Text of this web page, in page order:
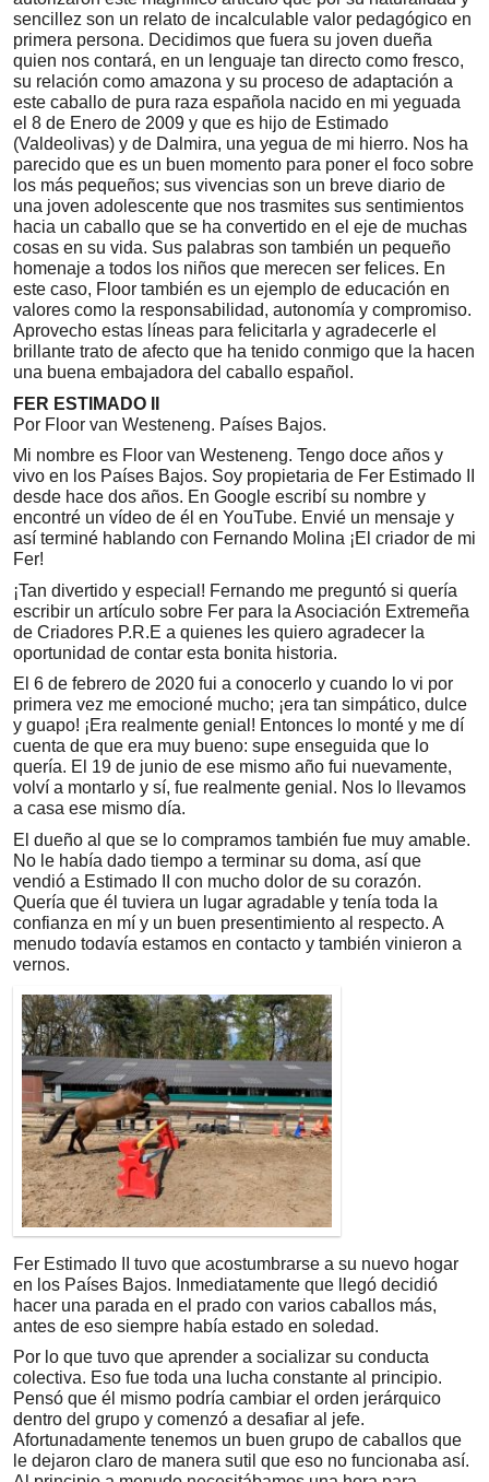
sencillez son un relato de incalculable valor pedagógico en
primera persona. Decidimos que fuera su joven dueña
quien nos contará, en un lenguaje tan directo como fresco,
su relación como amazona y su proceso de adaptación a
este caballo de pura raza española nacido en mi yeguada
el 8 de Enero de 2009 y que es hijo de Estimado
(Valdeolivas) y de Dalmira, una yegua de mi hierro. Nos ha
parecido que es un buen momento para poner el foco sobre
los más pequeños; sus vivencias son un breve diario de
una joven adolescente que nos trasmites sus sentimientos
hacia un caballo que se ha convertido en el eje de muchas
cosas en su vida. Sus palabras son también un pequeño
homenaje a todos los niños que merecen ser felices. En
este caso, Floor también es un ejemplo de educación en
valores como la responsabilidad, autonomía y compromiso.
Aprovecho estas líneas para felicitarla y agradecerle el
brillante trato de afecto que ha tenido conmigo que la hacen
una buena embajadora del caballo español.
FER ESTIMADO II
Por Floor van Westeneng. Países Bajos.
Mi nombre es Floor van Westeneng. Tengo doce años y
vivo en los Países Bajos. Soy propietaria de Fer Estimado II
desde hace dos años. En Google escribí su nombre y
encontré un vídeo de él en YouTube. Envié un mensaje y
así terminé hablando con Fernando Molina ¡El criador de mi
Fer!
¡Tan divertido y especial! Fernando me preguntó si quería
escribir un artículo sobre Fer para la Asociación Extremeña
de Criadores P.R.E a quienes les quiero agradecer la
oportunidad de contar esta bonita historia.
El 6 de febrero de 2020 fui a conocerlo y cuando lo vi por
primera vez me emocioné mucho; ¡era tan simpático, dulce
y guapo! ¡Era realmente genial! Entonces lo monté y me dí
cuenta de que era muy bueno: supe enseguida que lo
quería. El 19 de junio de ese mismo año fui nuevamente,
volví a montarlo y sí, fue realmente genial. Nos lo llevamos
a casa ese mismo día.
El dueño al que se lo compramos también fue muy amable.
No le había dado tiempo a terminar su doma, así que
vendió a Estimado II con mucho dolor de su corazón.
Quería que él tuviera un lugar agradable y tenía toda la
confianza en mí y un buen presentimiento al respecto. A
menudo todavía estamos en contacto y también vinieron a
vernos.
Fer Estimado II tuvo que acostumbrarse a su nuevo hogar
en los Países Bajos. Inmediatamente que llegó decidió
hacer una parada en el prado con varios caballos más,
antes de eso siempre había estado en soledad.
Por lo que tuvo que aprender a socializar su conducta
colectiva. Eso fue toda una lucha constante al principio.
Pensó que él mismo podría cambiar el orden jerárquico
dentro del grupo y comenzó a desafiar al jefe.
Afortunadamente tenemos un buen grupo de caballos que
le dejaron claro de manera sutil que eso no funcionaba así.